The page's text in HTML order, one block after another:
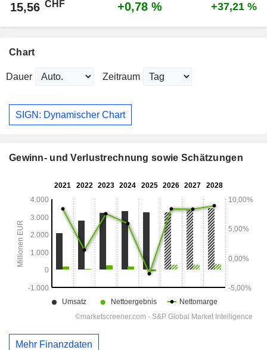
15,56 CHF +0,78 % +37,21 %
Chart
Dauer Zeitraum
SIGN: Dynamischer Chart
Gewinn- und Verlustrechnung sowie Schätzungen
Mehr Finanzdaten